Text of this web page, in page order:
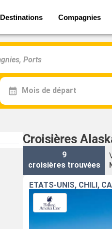
Destinations Compagnies
Mois de départ
Croisières
9
croisières trouvées
ÉTATS-UNIS, CHILI,